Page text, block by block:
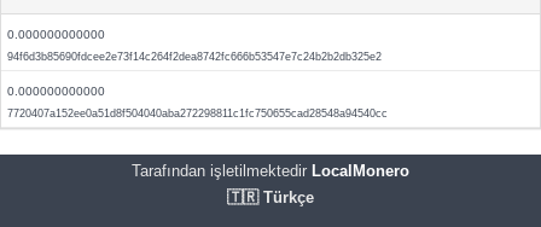
0.000000000000
94f6d3b85690fdcee2e73f14c264f2dea8742fc666b53547e7c24b2b2db325e2
0.000000000000
7720407a152ee0a51d8f504040aba272298811c1fc750655cad28548a94540cc
Tarafından işletilmektedir LocalMonero
🇹🇷 Türkçe